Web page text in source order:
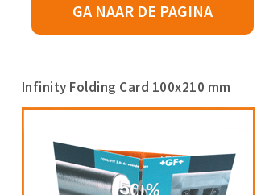
GA NAAR DE PAGINA
Infinity Folding Card 100x210 mm